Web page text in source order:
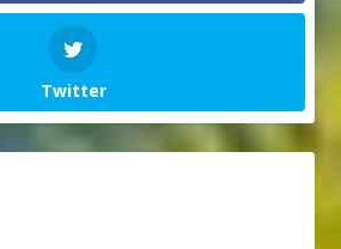
Twitter